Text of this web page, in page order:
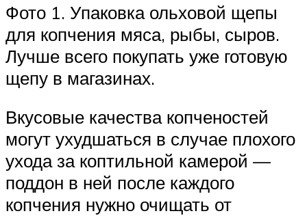
Фото 1. Упаковка ольховой щепы
для копчения мяса, рыбы, сыров.
Лучше всего покупать уже готовую
щепу в магазинах.
Вкусовые качества копченостей
могут ухудшаться в случае плохого
ухода за коптильной камерой —
поддон в ней после каждого
копчения нужно очищать от